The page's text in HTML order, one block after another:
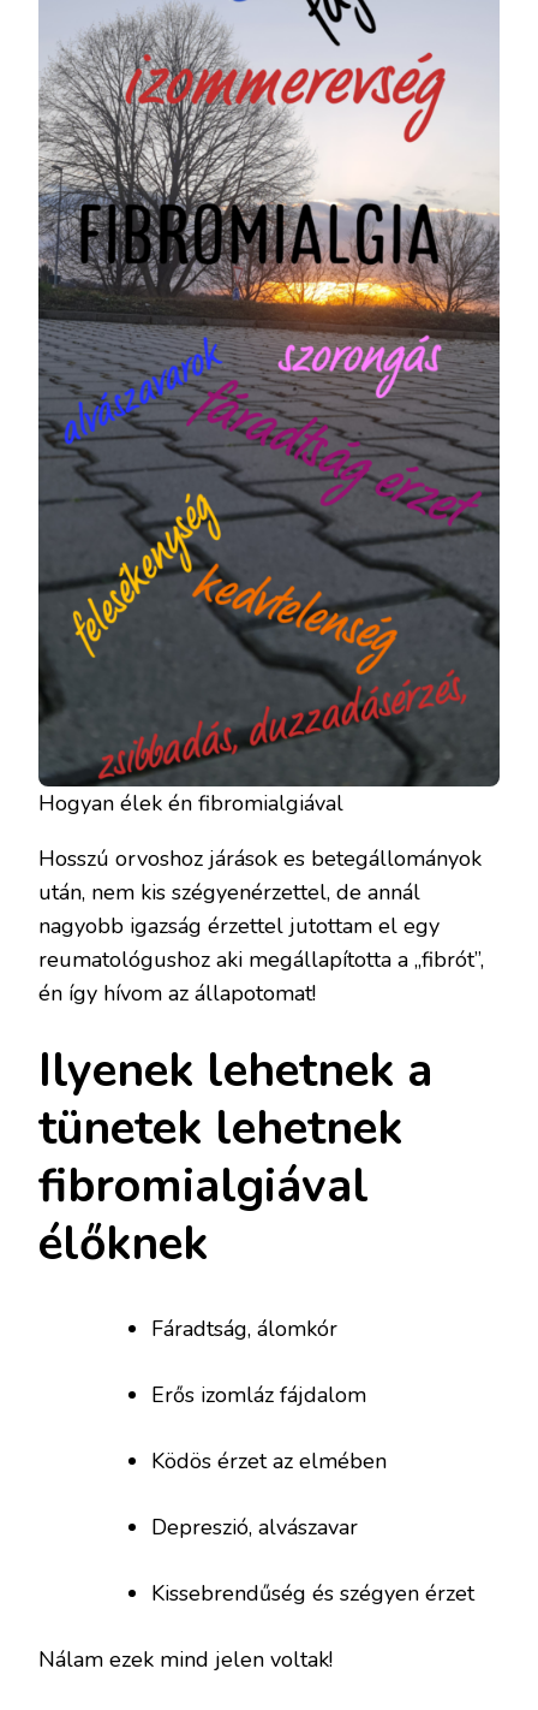
Hogyan élek én fibromialgiával
Hosszú orvoshoz járások es betegállományok
után, nem kis szégyenérzettel, de annál
nagyobb igazság érzettel jutottam el egy
reumatológushoz aki megállapította a „fibrót”,
én így hívom az állapotomat!
Ilyenek lehetnek a
tünetek lehetnek
fibromialgiával
élőknek
Fáradtság, álomkór
Erős izomláz fájdalom
Ködös érzet az elmében
Depreszió, alvászavar
Kissebrendűség és szégyen érzet
Nálam ezek mind jelen voltak!